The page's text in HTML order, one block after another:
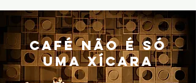
CAFÉ NÃO É SÓ
UMA XÍCARA